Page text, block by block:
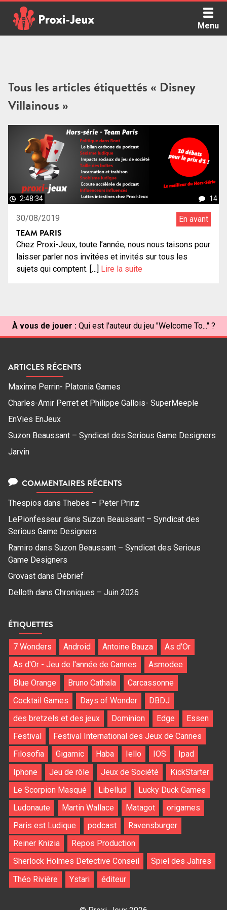
content
Menu
Tous les articles étiquettés « Disney
Villainous »
2:48:34 14
30/08/2019 En avant
TEAM PARIS
Chez Proxi-Jeux, toute l’année, nous nous taisons pour
laisser parler nos invitées et invités sur tous les
sujets qui comptent. […] Lire la suite
À vous de jouer : Qui est l'auteur du jeu "Welcome To..." ?
ARTICLES RÉCENTS
Maxime Perrin- Platonia Games
Charles-Amir Perret et Philippe Gallois- SuperMeeple
EnVies EnJeux
Suzon Beaussant – Syndicat des Serious Game Designers
Jarvin
COMMENTAIRES RÉCENTS
Thespios dans Thebes – Peter Prinz
LePionfesseur dans Suzon Beaussant – Syndicat des
Serious Game Designers
Ramiro dans Suzon Beaussant – Syndicat des Serious
Game Designers
Grovast dans Débrief
Delloth dans Chroniques – Juin 2026
ÉTIQUETTES
7 Wonders Android Antoine Bauza
As d'Or
As d'Or - Jeu de l'année de Cannes
Asmodee
Blue Orange
Bruno Cathala
Carcassonne
Cocktail Games
Days of Wonder
DBDJ
des bretzels et des jeux
Dominion Edge
Essen
Festival
Festival International des Jeux de Cannes
Filosofia
Gigamic Haba Iello IOS
Ipad
Iphone
Jeu de rôle Jeux de Société
KickStarter
Le Scorpion Masqué
Libellud
Lucky Duck Games
Ludonaute
Martin Wallace Matagot
origames
Paris est Ludique
podcast
Ravensburger
Reiner Knizia
Repos Production
Sherlock Holmes Detective Conseil
Spiel des Jahres
Théo Rivière
Ystari éditeur